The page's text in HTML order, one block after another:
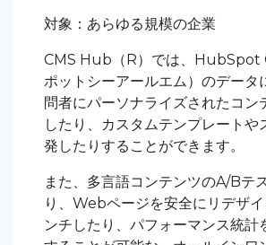
対象：あらゆる規模の企業
CMS Hub（R）では、HubSpot
ポットシーアールエム）のデータ
問者にパーソナライズされたコン
したり、カスタムテンプレートや
発したりすることができます。
また、多言語コンテンツのA/Bテ
り、Webページを安全にリデザ
ンチしたり、パフォーマンス統計